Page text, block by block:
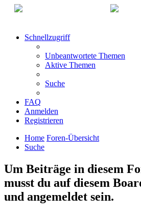
Schnellzugriff
Unbeantwortete Themen
Aktive Themen
Suche
FAQ
Anmelden
Registrieren
Home Foren-Übersicht
Suche
Um Beiträge in diesem
musst du auf diesem
und angemeldet sein.